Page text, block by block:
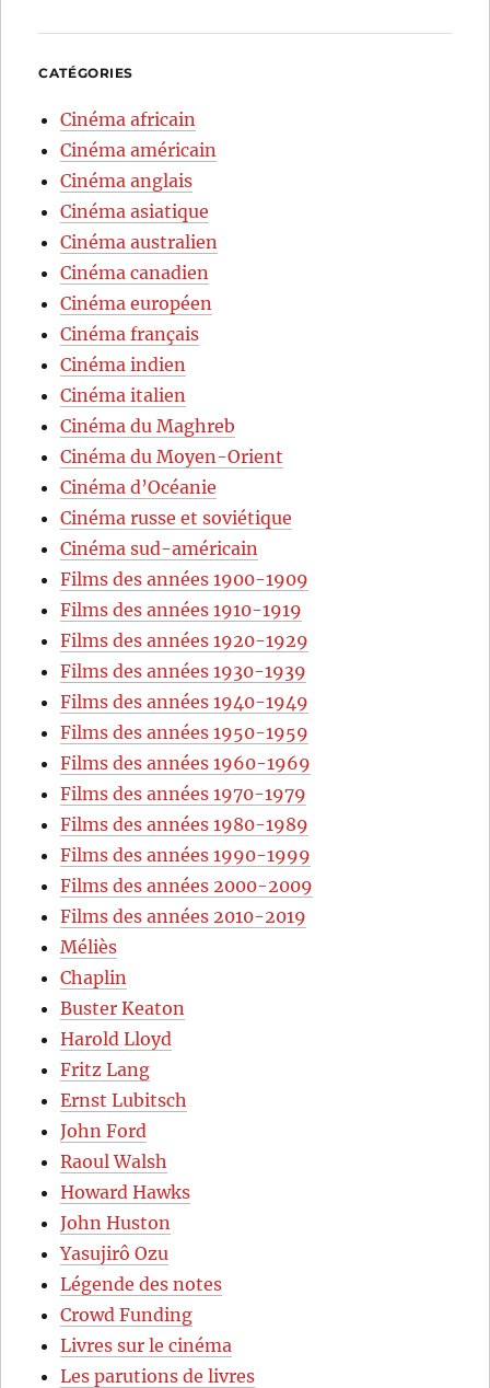
CATÉGORIES
Cinéma africain
Cinéma américain
Cinéma anglais
Cinéma asiatique
Cinéma australien
Cinéma canadien
Cinéma européen
Cinéma français
Cinéma indien
Cinéma italien
Cinéma du Maghreb
Cinéma du Moyen-Orient
Cinéma d’Océanie
Cinéma russe et soviétique
Cinéma sud-américain
Films des années 1900-1909
Films des années 1910-1919
Films des années 1920-1929
Films des années 1930-1939
Films des années 1940-1949
Films des années 1950-1959
Films des années 1960-1969
Films des années 1970-1979
Films des années 1980-1989
Films des années 1990-1999
Films des années 2000-2009
Films des années 2010-2019
Méliès
Chaplin
Buster Keaton
Harold Lloyd
Fritz Lang
Ernst Lubitsch
John Ford
Raoul Walsh
Howard Hawks
John Huston
Yasujirô Ozu
Légende des notes
Crowd Funding
Livres sur le cinéma
Les parutions de livres